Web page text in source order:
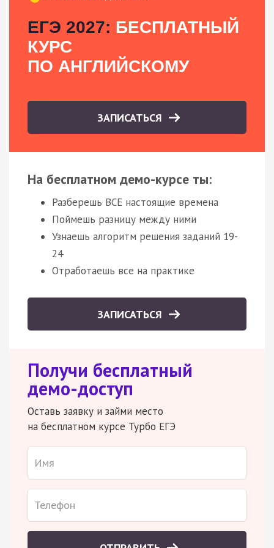
ЕГЭ 2027: БЕСПЛАТНЫЙ
КУРС
ПО АНГЛИЙСКОМУ
ЗАПИСАТЬСЯ
На бесплатном демо-курсе ты:
Разберешь ВСЕ настоящие времена
Поймешь разницу между ними
Узнаешь алгоритм решения заданий 19-
24
Отработаешь все на практике
ЗАПИСАТЬСЯ
Получи бесплатный
демо-доступ
Оставь заявку и займи место
на бесплатном курсе Турбо ЕГЭ